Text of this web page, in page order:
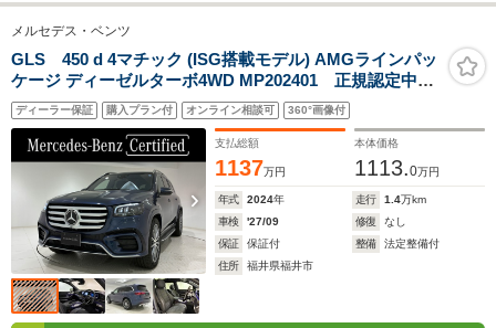
メルセデス・ベンツ
GLS 450 d 4マチック (ISG搭載モデル) AMGラインパッ
ケージ ディーゼルターボ4WD MP202401 正規認定中古
車/2年保証/アンスラサイトオークウドインテリ
ア/Burmesterサラウンドサウンドシステム/エナジャイジ
ングパッケージ/シートベンチレーター/22インチAMGア
ルミホイール
ディーラー保証 購入プラン付 オンライン相談可 360°画像付
支払総額
1137万円
本体価格
1113.0万円
年式 2024年 走行 1.4万km
車検
'27/09 修復
なし
保証
保証付 整備
法定整備付
住所
福井県福井市